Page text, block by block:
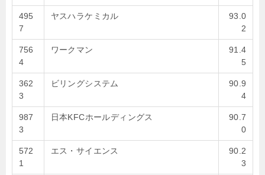
495
7
ヤスハラケミカル
93.0
2
756
4
ワークマン
91.4
5
362
3
ビリングシステム
90.9
4
987
3
日本KFCホールディングス
90.7
0
572
1
エス・サイエンス
90.2
3